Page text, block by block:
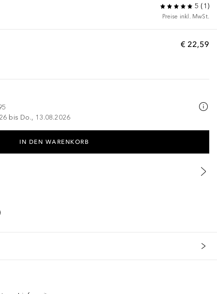
5 ( 1 )
Preise inkl. MwSt.
€ 22,59
bis Do., 13.08.2026
IN DEN WARENKORB